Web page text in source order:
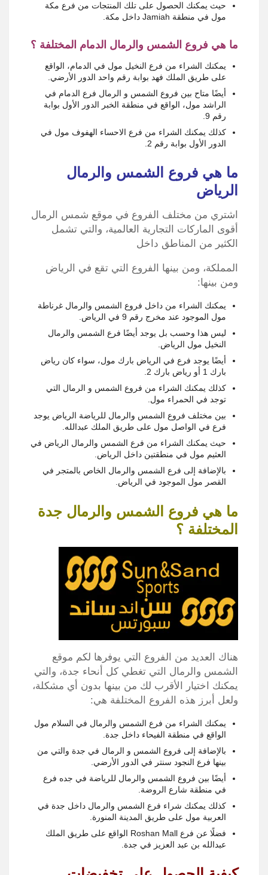
حيث يمكنك الحصول على تلك المنتجات من فرع مكة
مول في منطقة Jamiah داخل مكة.
ما هي فروع الشمس والرمال الدمام المختلفة ؟
يمكنك الشراء من فرع النخيل مول في الدمام، الواقع
على طريق الملك فهد بوابة رقم واحد الدور الأرضي.
أيضًا متاح بين فروع الشمس و الرمال فرع الدمام في
الراشد مول، الواقع في منطقة الخبر الدور الأول بوابة
رقم 9.
كذلك يمكنك الشراء من فرع الاحساء الهفوف مول في
الدور الأول بوابة رقم 2.
ما هي فروع الشمس والرمال
الرياض
اشتري من مختلف الفروع في موقع شمس الرمال
أقوى الماركات التجارية العالمية، والتي تشمل
الكثير من المناطق داخل
المملكة، ومن بينها الفروع التي تقع في الرياض
ومن بينها:
يمكنك الشراء من داخل فروع الشمس والرمال غرناطة
مول الموجود عند مخرج رقم 9 في الرياض.
ليس هذا وحسب بل يوجد أيضًا فرع الشمس والرمال
النخيل مول الرياض.
أيضًا يوجد فرع في الرياض بارك مول، سواء كان رياض
بارك 1 أو رياض بارك 2.
كذلك يمكنك الشراء من فروع الشمس و الرمال التي
توجد في الحمراء مول.
بين مختلف فروع الشمس والرمال للرياضة الرياض يوجد
فرع في الواصل مول على طريق الملك عبدالله.
حيث يمكنك الشراء من فرع الشمس والرمال الرياض في
العثيم مول في منطقتين داخل الرياض.
بالإضافة إلى فرع الشمس والرمال الخاص بالمتجر في
القصر مول الموجود في الرياض.
ما هي فروع الشمس والرمال جدة
المختلفة ؟
هناك العديد من الفروع التي يوفرها لكم موقع
الشمس والرمال التي تغطي كل أنحاء جدة، والتي
يمكنك اختيار الأقرب لك من بينها بدون أي مشكلة،
ولعل أبرز هذه الفروع المختلفة هي:
يمكنك الشراء من فرع الشمس والرمال في السلام مول
الواقع في منطقة الفيحاء داخل جدة.
بالإضافة إلى فروع الشمس و الرمال في جدة والتي من
بينها فرع النجود سنتر في الدور الأرضي.
أيضًا بين فروع الشمس والرمال للرياضة في جده فرع
في منطقة شارع الروضة.
كذلك يمكنك شراء فرع الشمس والرمال داخل جدة في
العربية مول على طريق المدينة المنورة.
فضلًا عن فرع Roshan Mall الواقع على طريق الملك
عبدالله بن عبد العزيز في جدة.